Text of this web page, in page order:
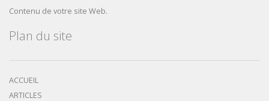
Contenu de votre site Web.
Plan du site
ACCUEIL
ARTICLES